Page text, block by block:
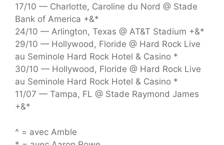
17/10 — Charlotte, Caroline du Nord @ Stade
Bank of America +&*
24/10 — Arlington, Texas @ AT&T Stadium +&*
29/10 — Hollywood, Floride @ Hard Rock Live
au Seminole Hard Rock Hotel & Casino *
30/10 — Hollywood, Floride @ Hard Rock Live
au Seminole Hard Rock Hotel & Casino *
11/07 — Tampa, FL @ Stade Raymond James
+&*
^ = avec Amble